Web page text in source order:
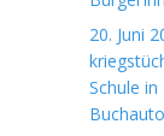
20. Juni
Schule